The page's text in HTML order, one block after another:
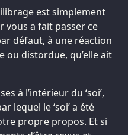
est simplement
vous a fait passer ce
défaut, à une réaction
ou distordue, qu’elle ait
à l’intérieur du ‘soi’,
lequel le ‘soi’ a été
propre propos. Et si